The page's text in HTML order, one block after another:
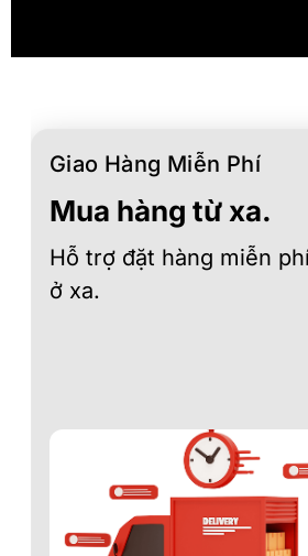
Giao Hàng Miễn Phí
Mua hàng từ xa.
Hỗ trợ đặt hàng miễn
ở xa.